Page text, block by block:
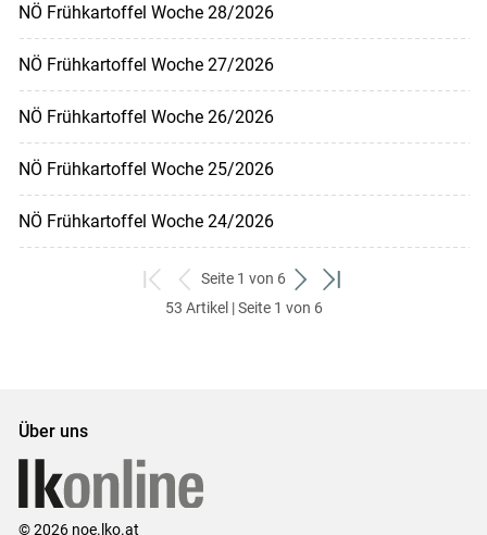
NÖ Frühkartoffel Woche 28/2026
NÖ Frühkartoffel Woche 27/2026
NÖ Frühkartoffel Woche 26/2026
NÖ Frühkartoffel Woche 25/2026
NÖ Frühkartoffel Woche 24/2026
zum
ersten
zurück
zum
Seite 1 von 6
weiter
zum
zum
53 Artikel | Seite 1 von 6
Über uns
© 2026 noe.lko.at